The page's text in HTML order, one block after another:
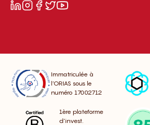
Immatriculée à
l’ORIAS sous le
numéro 17002712
1ère plateforme
d’invest.